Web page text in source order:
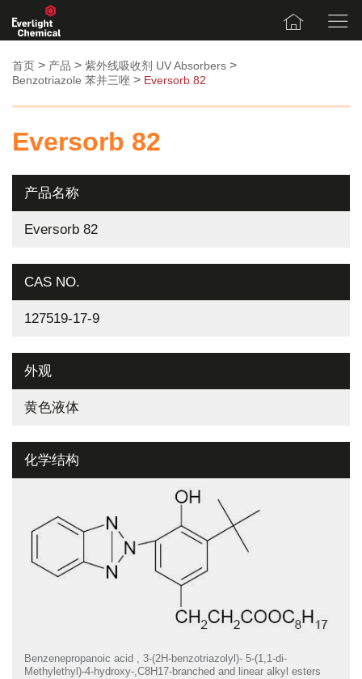
首页 > 产品 > 紫外线吸收剂 UV Absorbers >
Benzotriazole 苯并三唑 > Eversorb 82
Eversorb 82
产品名称
Eversorb 82
CAS NO.
127519-17-9
外观
黄色液体
化学结构
Benzenepropanoic acid , 3-(2H-benzotriazolyl)- 5-(1,1-di-
Methylethyl)-4-hydroxy-,C8H17-branched and linear alkyl esters